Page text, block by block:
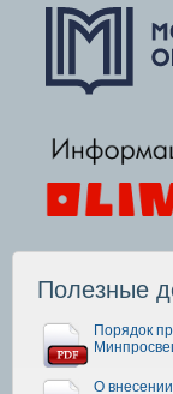
Полезные
Порядок
О